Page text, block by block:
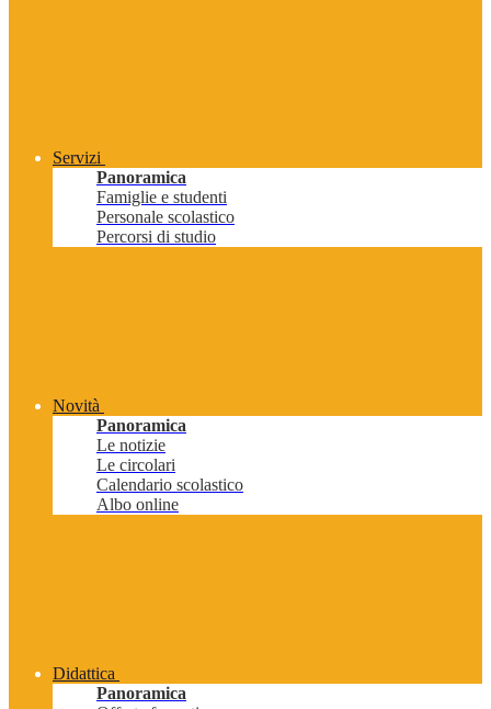
Servizi
Panoramica
Famiglie e studenti
Personale scolastico
Percorsi di studio
Novità
Panoramica
Le notizie
Le circolari
Calendario scolastico
Albo online
Didattica
Panoramica